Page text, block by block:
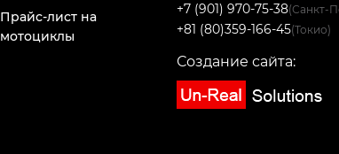
Прайс-лист на
мотоциклы
+7 (901) 970-75-38(Санкт-
+81 (80)359-166-45(Токио)
Создание сайта: